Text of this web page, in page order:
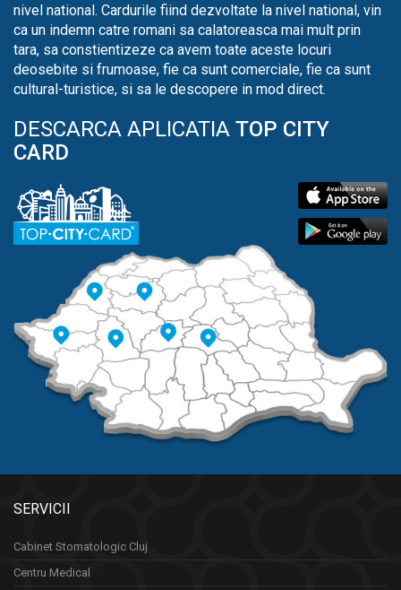
nivel national. Cardurile fiind dezvoltate la nivel national, vin
ca un indemn catre romani sa calatoreasca mai mult prin
tara, sa constientizeze ca avem toate aceste locuri
deosebite si frumoase, fie ca sunt comerciale, fie ca sunt
cultural-turistice, si sa le descopere in mod direct.
DESCARCA APLICATIA TOP CITY
CARD
SERVICII
Cabinet Stomatologic Cluj
Centru Medical